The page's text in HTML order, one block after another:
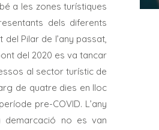
a les zones turístiques
dels diferents
Pilar de l’any passat,
del 2020 es va tancar
al sector turístic de
de quatre dies en lloc
pre-COVID. L’any
no es van